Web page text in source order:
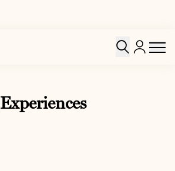
Experiences